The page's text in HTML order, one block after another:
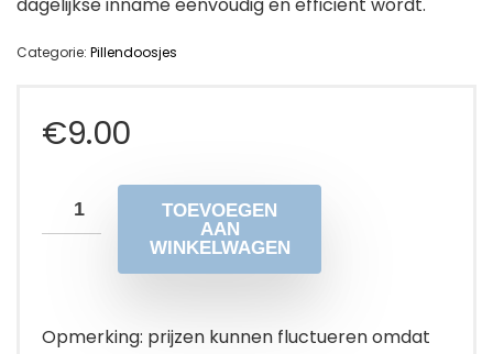
dagelijkse inname eenvoudig en efficiënt wordt.
Categorie: Pillendoosjes
€9.00
TOEVOEGEN
AAN
WINKELWAGEN
Opmerking: prijzen kunnen fluctueren omdat